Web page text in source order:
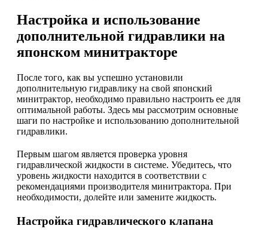
Настройка и использование
дополнительной гидравлики на
японском минитракторе
После того, как вы успешно установили
дополнительную гидравлику на свой японский
минитрактор, необходимо правильно настроить ее для
оптимальной работы. Здесь мы рассмотрим основные
шаги по настройке и использованию дополнительной
гидравлики.
Первым шагом является проверка уровня
гидравлической жидкости в системе. Убедитесь, что
уровень жидкости находится в соответствии с
рекомендациями производителя минитрактора. При
необходимости, долейте или замените жидкость.
Настройка гидравлического клапана